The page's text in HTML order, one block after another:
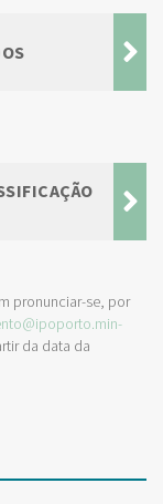
pronunciar-se, por
da data da